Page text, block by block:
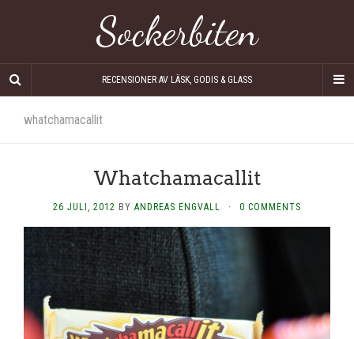
Sockerbiten
RECENSIONER AV LÄSK, GODIS & GLASS
whatchamacallit
Whatchamacallit
26 JULI, 2012 BY ANDREAS ENGVALL · 0 COMMENTS